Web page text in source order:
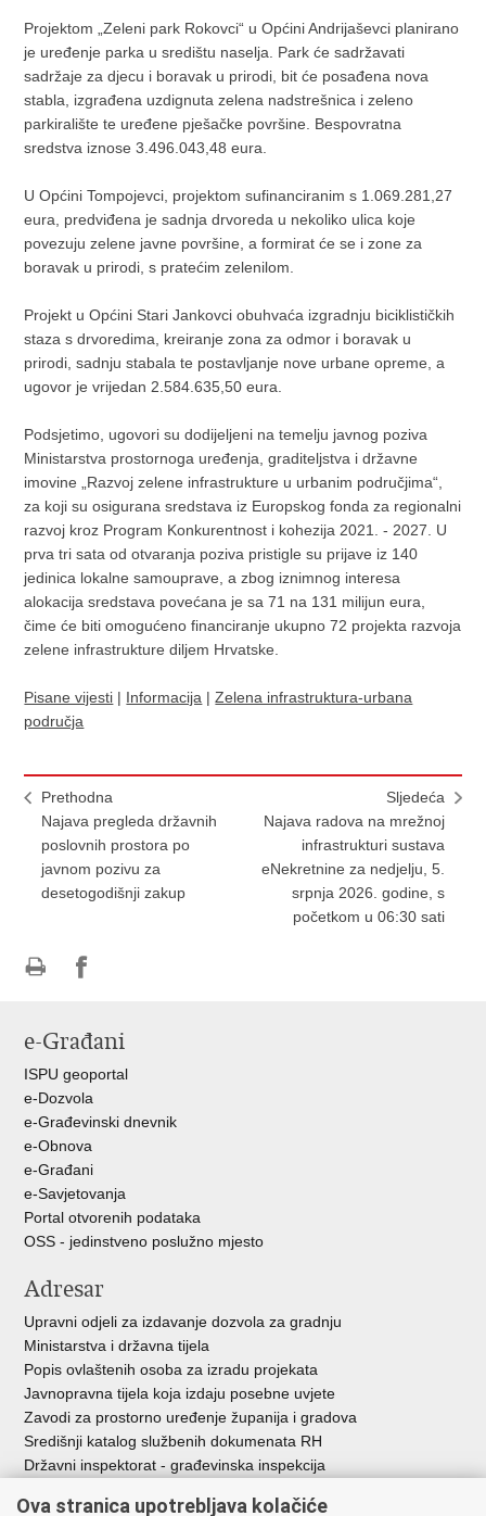
Projektom „Zeleni park Rokovci“ u Općini Andrijaševci planirano
je uređenje parka u središtu naselja. Park će sadržavati
sadržaje za djecu i boravak u prirodi, bit će posađena nova
stabla, izgrađena uzdignuta zelena nadstrešnica i zeleno
parkiralište te uređene pješačke površine. Bespovratna
sredstva iznose 3.496.043,48 eura.
U Općini Tompojevci, projektom sufinanciranim s 1.069.281,27
eura, predviđena je sadnja drvoreda u nekoliko ulica koje
povezuju zelene javne površine, a formirat će se i zone za
boravak u prirodi, s pratećim zelenilom.
Projekt u Općini Stari Jankovci obuhvaća izgradnju biciklističkih
staza s drvoredima, kreiranje zona za odmor i boravak u
prirodi, sadnju stabala te postavljanje nove urbane opreme, a
ugovor je vrijedan 2.584.635,50 eura.
Podsjetimo, ugovori su dodijeljeni na temelju javnog poziva
Ministarstva prostornoga uređenja, graditeljstva i državne
imovine „Razvoj zelene infrastrukture u urbanim područjima“,
za koji su osigurana sredstava iz Europskog fonda za regionalni
razvoj kroz Program Konkurentnost i kohezija 2021. - 2027. U
prva tri sata od otvaranja poziva pristigle su prijave iz 140
jedinica lokalne samouprave, a zbog iznimnog interesa
alokacija sredstava povećana je sa 71 na 131 milijun eura,
čime će biti omogućeno financiranje ukupno 72 projekta razvoja
zelene infrastrukture diljem Hrvatske.
Pisane vijesti | Informacija |Zelena infrastruktura-urbana
područja
Prethodna
Najava pregleda državnih
poslovnih prostora po
javnom pozivu za
desetogodišnji zakup
Sljedeća
Najava radova na mrežnoj
infrastrukturi sustava
eNekretnine za nedjelju, 5.
srpnja 2026. godine, s
početkom u 06:30 sati
FacebookuTwitteru
e-Građani
ISPU geoportal
e-Dozvola
e-Građevinski dnevnik
e-Obnova
e-Građani
e-Savjetovanja
Portal otvorenih podataka
OSS - jedinstveno poslužno mjesto
Adresar
Upravni odjeli za izdavanje dozvola za gradnju
Ministarstva i državna tijela
Popis ovlaštenih osoba za izradu projekata
Javnopravna tijela koja izdaju posebne uvjete
Zavodi za prostorno uređenje županija i gradova
Središnji katalog službenih dokumenata RH
Državni inspektorat - građevinska inspekcija
Ova stranica upotrebljava kolačiće